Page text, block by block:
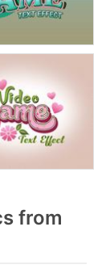
from